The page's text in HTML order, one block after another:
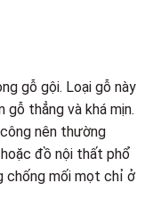
gỗ gội. Loại gỗ này
gỗ thẳng và khá mịn.
nên thường
đồ nội thất phổ
chống mối mọt chỉ ở